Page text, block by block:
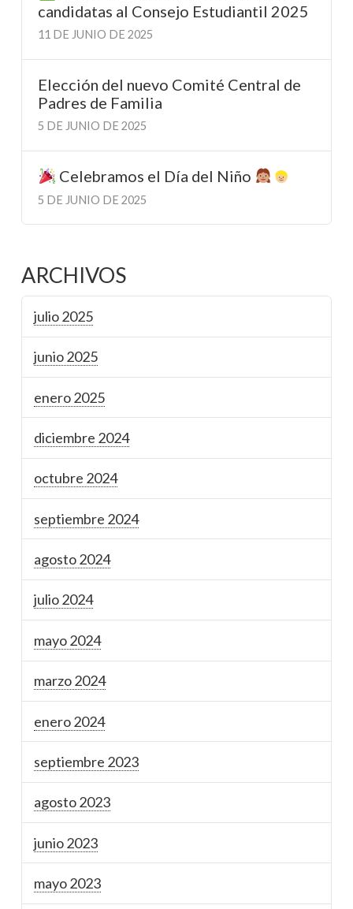
candidatas al Consejo Estudiantil 2025
11 DE JUNIO DE 2025
Elección del nuevo Comité Central de
Padres de Familia
5 DE JUNIO DE 2025
Celebramos el Día del Niño
5 DE JUNIO DE 2025
ARCHIVOS
julio 2025
junio 2025
enero 2025
diciembre 2024
octubre 2024
septiembre 2024
agosto 2024
julio 2024
mayo 2024
marzo 2024
enero 2024
septiembre 2023
agosto 2023
junio 2023
mayo 2023